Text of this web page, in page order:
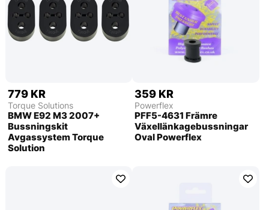
779 KR
Torque Solutions
BMW E92 M3 2007+
Bussningskit
Avgassystem Torque
Solution
359 KR
Powerflex
PFF5-4631 Främre
Växellänkagebussningar
Oval Powerflex